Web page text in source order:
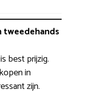
best prijzig.
in
zijn.